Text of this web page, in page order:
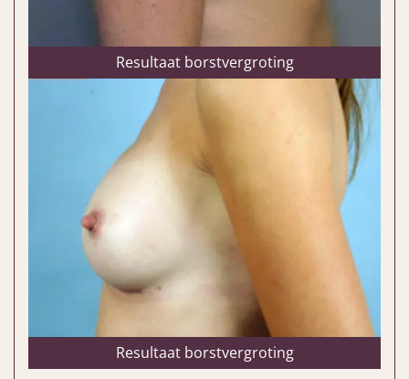
Resultaat borstvergroting
Resultaat borstvergroting